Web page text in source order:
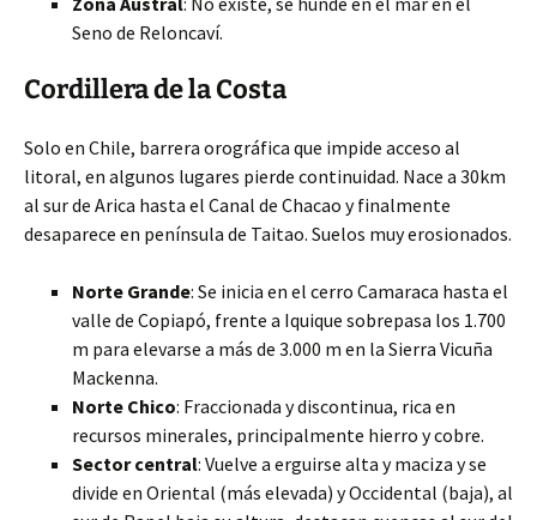
Seno de Reloncaví.
Cordillera de la Costa
Solo en Chile, barrera orográfica que impide acceso al
litoral, en algunos lugares pierde continuidad. Nace a 30km
al sur de Arica hasta el Canal de Chacao y finalmente
desaparece en península de Taitao. Suelos muy erosionados.
Norte Grande: Se inicia en el cerro Camaraca hasta el
valle de Copiapó, frente a Iquique sobrepasa los 1.700
m para elevarse a más de 3.000 m en la Sierra Vicuña
Mackenna.
Norte Chico: Fraccionada y discontinua, rica en
recursos minerales, principalmente hierro y cobre.
Sector central: Vuelve a erguirse alta y maciza y se
divide en Oriental (más elevada) y Occidental (baja), al